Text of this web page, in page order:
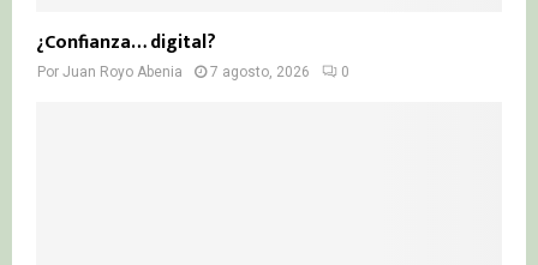
¿Confianza… digital?
Por Juan Royo Abenia 7 agosto, 2026 0